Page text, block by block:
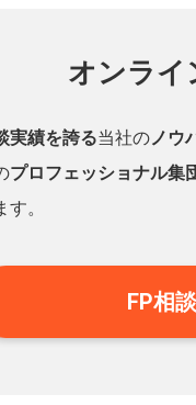
オンライ
実績を誇る当社のノウ
プロフェッショナル集
。
FP相